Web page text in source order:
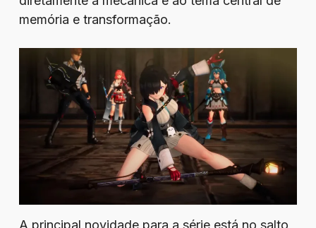
memória e transformação.
A principal novidade para a série está no salto